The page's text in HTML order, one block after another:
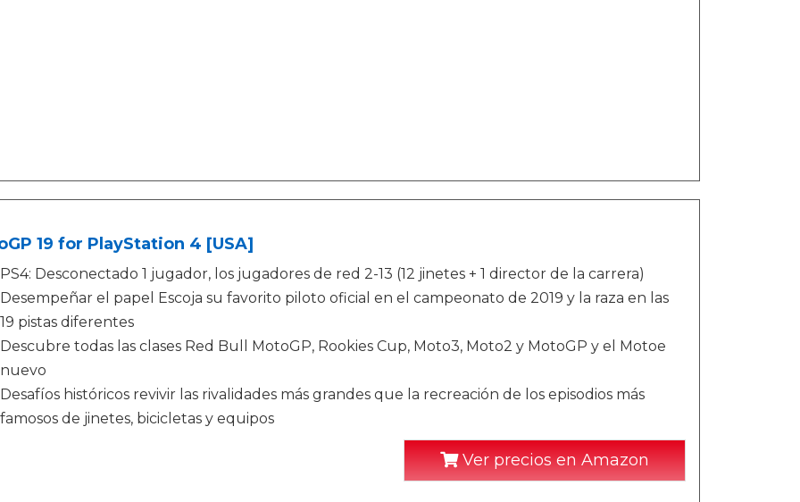
19 for PlayStation 4 [USA]
PS4: Desconectado 1 jugador, los jugadores de red 2-13 (12 jinetes + 1 director de la carrera)
Desempeñar el papel Escoja su favorito piloto oficial en el campeonato de 2019 y la raza en las
19 pistas diferentes
Descubre todas las clases Red Bull MotoGP, Rookies Cup, Moto3, Moto2 y MotoGP y el Motoe
nuevo
Desafíos históricos revivir las rivalidades más grandes que la recreación de los episodios más
famosos de jinetes, bicicletas y equipos
Ver precios en Amazon